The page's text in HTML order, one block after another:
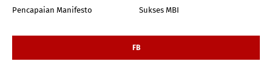
Pencapaian Manifesto Sukses MBI
FB